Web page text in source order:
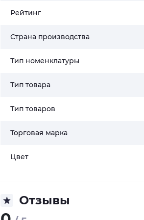
Рейтинг
Страна производства
Тип номенклатуры
Тип товара
Тип товаров
Торговая марка
Цвет
Отзывы